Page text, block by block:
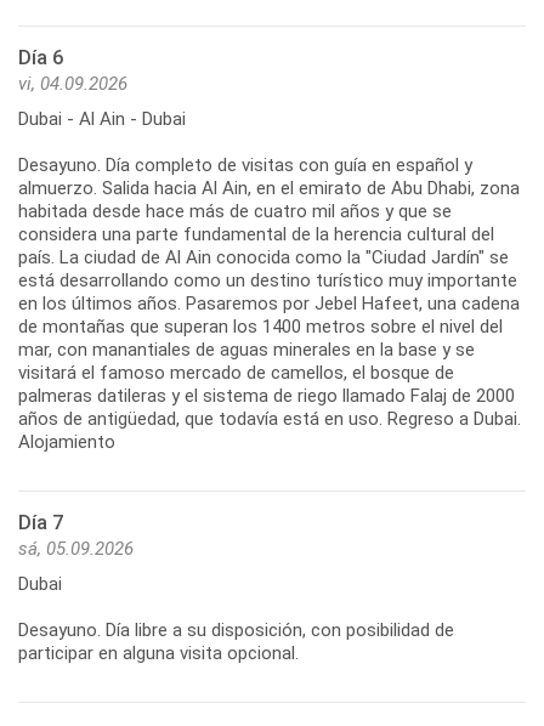
Día 6
vi, 04.09.2026
Dubai - Al Ain - Dubai
Desayuno. Día completo de visitas con guía en español y
almuerzo. Salida hacia Al Ain, en el emirato de Abu Dhabi, zona
habitada desde hace más de cuatro mil años y que se
considera una parte fundamental de la herencia cultural del
país. La ciudad de Al Ain conocida como la "Ciudad Jardín" se
está desarrollando como un destino turístico muy importante
en los últimos años. Pasaremos por Jebel Hafeet, una cadena
de montañas que superan los 1400 metros sobre el nivel del
mar, con manantiales de aguas minerales en la base y se
visitará el famoso mercado de camellos, el bosque de
palmeras datileras y el sistema de riego llamado Falaj de 2000
años de antigüedad, que todavía está en uso. Regreso a Dubai.
Alojamiento
Día 7
sá, 05.09.2026
Dubai
Desayuno. Día libre a su disposición, con posibilidad de